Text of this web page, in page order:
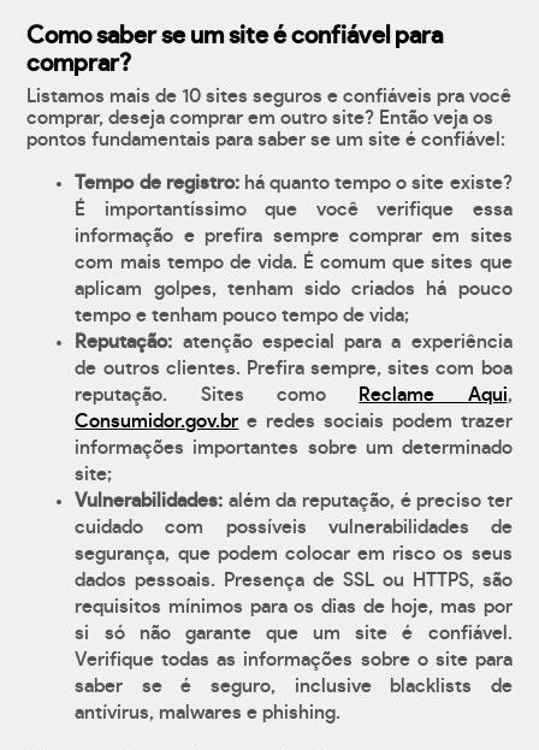
Como saber se um site é confiável para
comprar?
Listamos mais de 10 sites seguros e confiáveis pra você
comprar, deseja comprar em outro site? Então veja os
pontos fundamentais para saber se um site é confiável:
Tempo de registro:há quanto tempo o site existe?
É importantíssimo que você verifique essa
informação e prefira sempre comprar em sites
com mais tempo de vida. É comum que sites que
aplicam golpes, tenham sido criados há pouco
tempo e tenham pouco tempo de vida;
Reputação: atenção especial para a experiência
de outros clientes. Prefira sempre, sites com boa
reputação. Sites como
Reclame Aqui,
Consumidor.gov.br e redes sociais podem trazer
informações importantes sobre um determinado
site;
Vulnerabilidades: além da reputação, é preciso ter
cuidado com possíveis vulnerabilidades de
segurança, que podem colocar em risco os seus
dados pessoais. Presença de SSL ou HTTPS, são
requisitos mínimos para os dias de hoje, mas por
si só não garante que um site é confiável.
Verifique todas as informações sobre o site para
saber se é seguro, inclusive blacklists de
antívirus, malwares e phishing.